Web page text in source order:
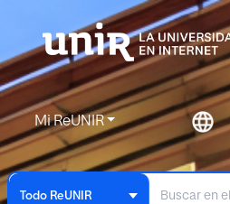
Mi ReUNIR
Todo ReUNIR